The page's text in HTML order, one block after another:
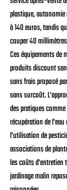
plastique, autonomie
à 140 euros, tandis
couper 40
Ces équipements de
produits discount
sans frais proposé
sans surcoût.
des pratiques
récupération de
l'utilisation de
associations de
les coûts d'entretien
jardinage malin